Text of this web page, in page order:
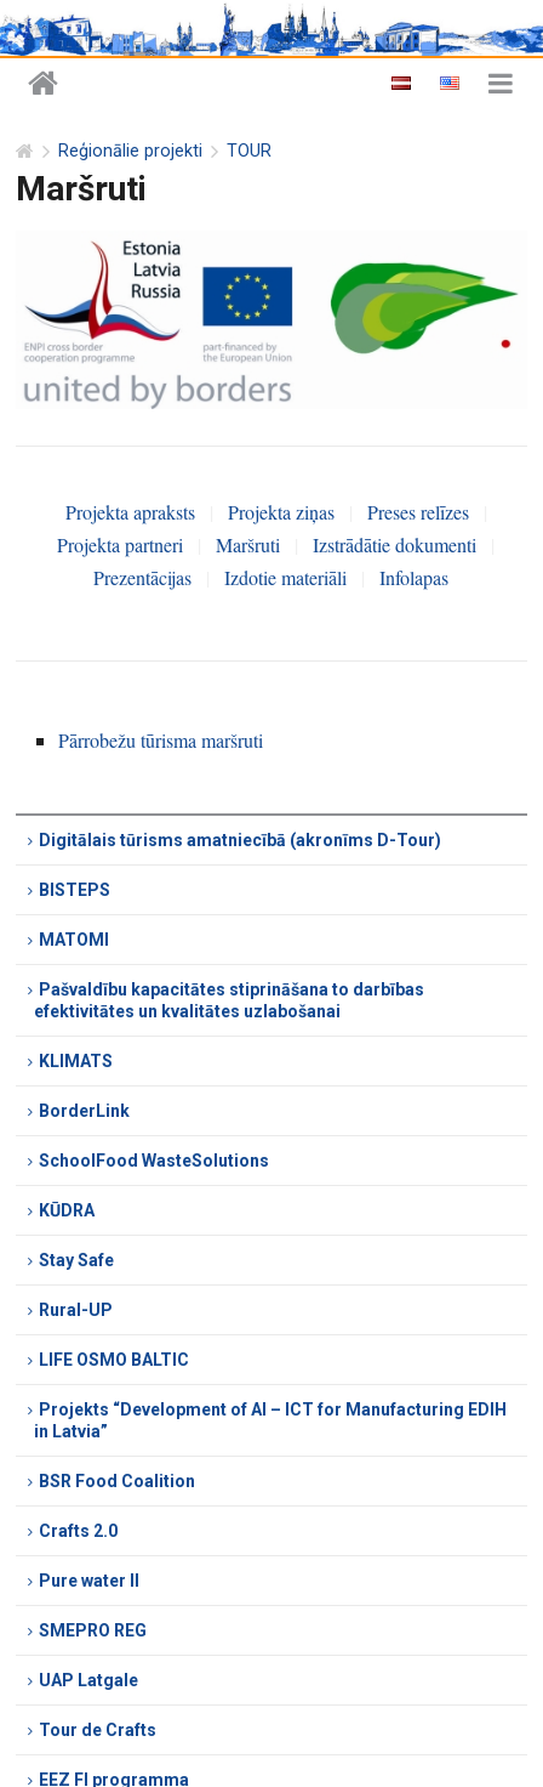
Reģionālie projekti TOUR
Maršruti
Projekta apraksts Projekta ziņas Preses relīzes
Projekta partneri
Maršruti Izstrādātie dokumenti
Prezentācijas
Izdotie materiāli Infolapas
Pārrobežu tūrisma maršruti
Digitālais tūrisms amatniecībā (akronīms D-Tour)
BISTEPS
MATOMI
Pašvaldību kapacitātes stiprināšana to darbības
efektivitātes un kvalitātes uzlabošanai
KLIMATS
BorderLink
SchoolFood WasteSolutions
KŪDRA
Stay Safe
Rural-UP
LIFE OSMO BALTIC
Projekts “Development of AI – ICT for Manufacturing EDIH
in Latvia”
BSR Food Coalition
Crafts 2.0
Pure water II
SMEPRO REG
UAP Latgale
Tour de Crafts
EEZ FI programma